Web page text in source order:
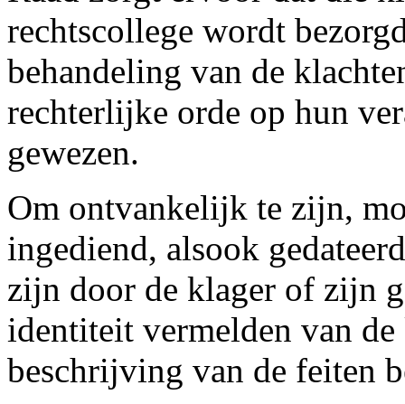
rechtscollege wordt
behandeling van de
rechterlijke orde op hun
gewezen.
Om ontvankelijk te zijn,
ingediend, alsook
zijn door de klager of zijn
identiteit vermelden van
beschrijving van de feiten